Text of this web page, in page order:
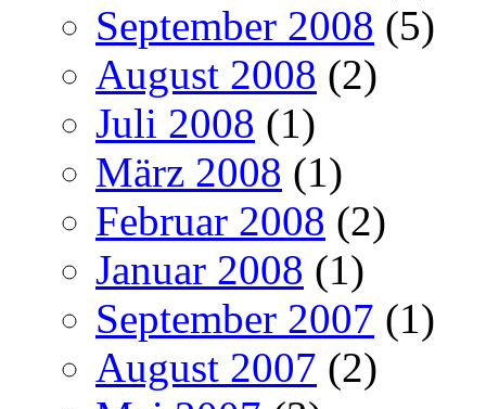
September 2008 (5)
August 2008 (2)
Juli 2008 (1)
März 2008 (1)
Februar 2008 (2)
Januar 2008 (1)
September 2007 (1)
August 2007 (2)